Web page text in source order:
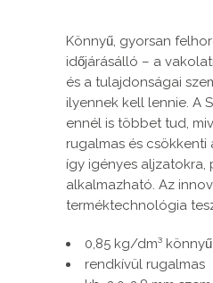
Könnyű, gyorsan
időjárásálló – a
és a tulajdonságai
ilyennek kell lennie. A
ennél is többet tud,
rugalmas és csökkenti
így igényes aljzatokra,
alkalmazható. Az
terméktechnológia
0,85 kg/dm³ könnyű
rendkívül rugalmas